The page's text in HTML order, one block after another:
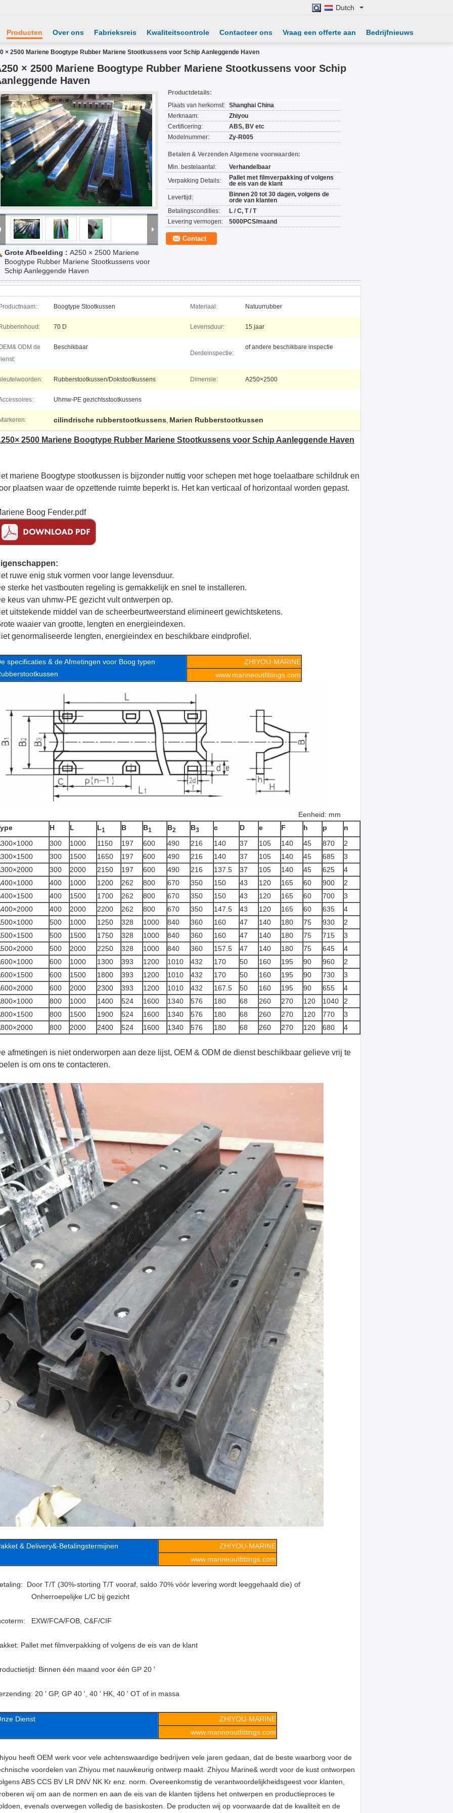
Dutch
Producten Over ons Fabrieksreis Kwaliteitscontrole Contacteer ons Vraag een offerte aan Bedrijfnieuws
× 2500 Mariene Boogtype Rubber Mariene Stootkussens voor Schip Aanleggende Haven
× 2500 Mariene Boogtype Rubber Mariene Stootkussens voor Schip
Haven
Grote Afbeelding : A250 × 2500 Mariene
Boogtype Rubber Mariene Stootkussens voor
Schip Aanleggende Haven
Productdetails:
Plaats van herkomst: Shanghai China
Merknaam:
Zhiyou
Certificering:
ABS, BV etc
Modelnummer:
Zy-R005
Betalen & Verzenden Algemene voorwaarden:
Min. bestelaantal:
Verhandelbaar
Verpakking Details:
Pallet met filmverpakking of volgens
de eis van de klant
Levertijd:
Binnen 20 tot 30 dagen, volgens de
orde van klanten
Betalingscondities:
L / C, T / T
Levering vermogen:
5000PCS/maand
Contact
Boogtype Stootkussen Materiaal: Natuurrubber
70 D Levensduur: 15 jaar
ODM de
Beschikbaar
Derdeinspectie:
of andere beschikbare inspectie
Rubberstootkussen/Dokstootkussens Dimensie: A250×2500
Uhmw-PE gezichtsstootkussens
cilindrische rubberstootkussens, Marien Rubberstootkussen
2500 Mariene Boogtype Rubber Mariene Stootkussens voor Schip Aanleggende Haven
mariene Boogtype stootkussen is bijzonder nuttig voor schepen met hoge toelaatbare schildruk en
plaatsen waar de opzettende ruimte beperkt is. Het kan verticaal of horizontaal worden gepast.
Boog Fender.pdf
ruwe enig stuk vormen voor lange levensduur.
sterke het vastbouten regeling is gemakkelijk en snel te installeren.
keus van uhmw-PE gezicht vult ontwerpen op.
uitstekende middel van de scheerbeurtweerstand elimineert gewichtsketens.
waaier van grootte, lengten en energieindexen.
genormaliseerde lengten, energieindex en beschikbare eindprofiel.
specificaties & de Afmetingen voor Boog typen
ZHIYOU-MARINE
www.marineoutfittings.com
mm
H L L1 B B1 B2 B3 c D e F h p
n
300 1000 1150 197 600 490 216 140 37 105 140 45 870
2
300 1500 1650 197 600 490 216 140 37 105 140 45 685
3
300 2000 2150 197 600 490 216 137.5 37 105 140 45 625
4
400 1000 1200 262 800 670 350 150 43 120 165 60 900
2
400 1500 1700 262 800 670 350 150 43 120 165 60 700
3
400 2000 2200 262 800 670 350 147.5 43 120 165 60 635
4
500 1000 1250 328 1000 840 360 160 47 140 180 75 930
2
500 1500 1750 328 1000 840 360 160 47 140 180 75 715
3
500 2000 2250 328 1000 840 360 157.5 47 140 180 75 645
4
600 1000 1300 393 1200 1010 432 170 50 160 195 90 960
2
600 1500 1800 393 1200 1010 432 170 50 160 195 90 730
3
600 2000 2300 393 1200 1010 432 167.5 50 160 195 90 655
4
800 1000 1400 524 1600 1340 576 180 68 260 270 120 1040
2
800 1500 1900 524 1600 1340 576 180 68 260 270 120 770
3
800 2000 2400 524 1600 1340 576 180 68 260 270 120 680 4
afmetingen is niet onderworpen aan deze lijst, OEM & ODM de dienst beschikbaar gelieve vrij te
is om ons te contacteren.
& Delivery&-Betalingstermijnen
ZHIYOU-MARINE
www.marineoutfittings.com
Door T/T (30%-storting T/T vooraf, saldo 70% vóór levering wordt leeggehaald die) of
L/C bij gezicht
EXW/FCA/FOB, C&F/CIF
Pallet met filmverpakking of volgens de eis van de klant
Binnen één maand voor één GP 20 '
20 ' GP, GP 40 ', 40 ' HK, 40 ' OT of in massa
Dienst
ZHIYOU-MARINE
www.marineoutfittings.com
heeft OEM werk voor vele achtenswaardige bedrijven vele jaren gedaan, dat de beste waarborg voor de
voordelen van Zhiyou met nauwkeurig ontwerp maakt. Zhiyou Marine& wordt voor de kust ontworpen
ABS CCS BV LR DNV NK Kr enz. norm. Overeenkomstig de verantwoordelijkheidsgeest voor klanten,
wij om aan de normen en aan de eis van de klanten tijdens het ontwerpen en productieproces te
evenals overwegen volledig de basiskosten. De producten wij op voorwaarde dat de kwaliteit en de